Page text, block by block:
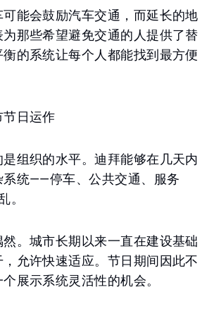
能会鼓励汽车交通，而延长的地
那些希望避免交通的人提供了替
的系统让每个人都能找到最方便
日运作
组织的水平。迪拜能够在几天内
系统——停车、公共交通、服务
。
。城市长期以来一直在建设基础
允许快速适应。节日期间因此不
展示系统灵活性的机会。